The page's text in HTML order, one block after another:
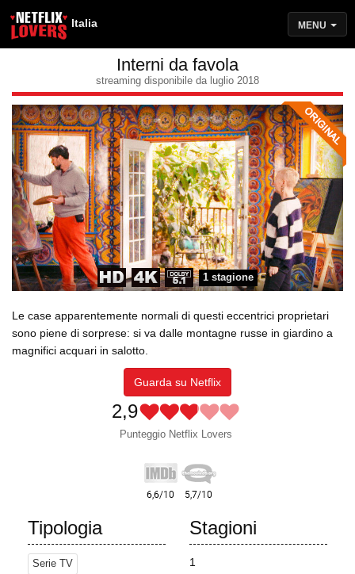
Italia MENU
Interni da favola
streaming disponibile da luglio 2018
1 stagione
Le case apparentemente normali di questi eccentrici proprietari
sono piene di sorprese: si va dalle montagne russe in giardino a
magnifici acquari in salotto.
Guarda su Netflix
2,9
Punteggio Netflix Lovers
Tipologia
Serie TV
Stagioni
1